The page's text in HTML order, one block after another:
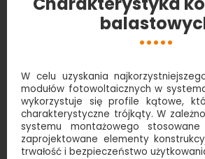
W celu uzyskania
modułów fotowoltaicznych w
wykorzystuje się profile kątowe,
charakterystyczne trójkąty. W
systemu montażowego
zaprojektowane elementy
trwałość i bezpieczeństwo